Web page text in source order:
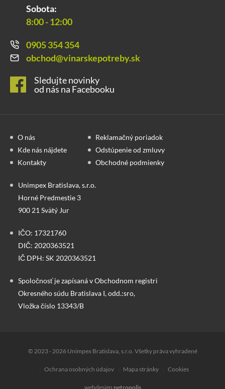
Sobota:
8:00 - 12:00
0905 354 354
obchod@vinarskepotreby.sk
Sledujte novinky
od nás na Facebooku
O nás
Reklamačný poriadok
Kde nás nájdete
Odstúpenie od zmluvy
Kontakty
Obchodné podmienky
Unimpex Bratislava, s.r.o.
Horné Predmestie 3
900 21 Svätý Jur
IČO: 17321760
DIČ: 2020363521
IČ DPH: SK 2020363521
Spoločnosť je zapísaná v Obchodnom registri
Okresného súdu Bratislava I, odd.:sro,
Vložka číslo 13343/B
© 2023 - 2026 Unimpex Bratislava, s.r.o. Všetky práva vyhradené
Ochrana osobných údajov Mapa stránky Cookies
webdesign netropolis